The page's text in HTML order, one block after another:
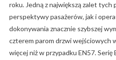
roku. Jedną z największą zalet tych
perspektywy pasażerów, jak i
dokonywania znacznie szybszej
czterem parom drzwi wejściowych
więcej niż w przypadku EN57.